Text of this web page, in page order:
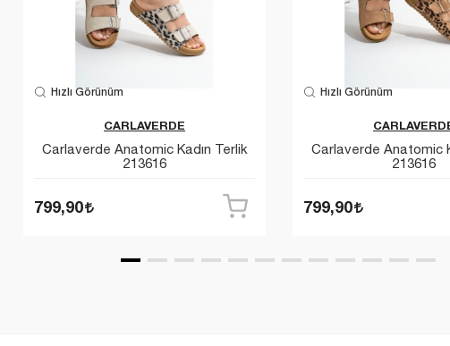
Hızlı Görünüm
CARLAVERDE
Carlaverde Anatomic Kadın Terlik
213616
799,90
Hızlı Görünüm
Carlaverde Anatomic
213616
799,90